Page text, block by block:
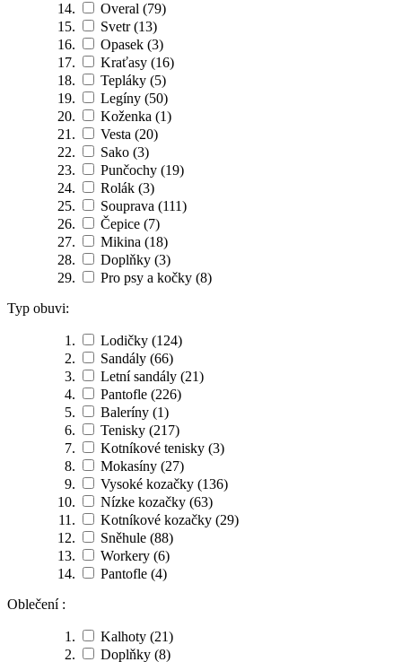
Overal (79)
Svetr(13)
Opasek (3)
Kraťasy (16)
Tepláky (5)
Legíny (50)
Koženka (1)
Vesta (20)
Sako (3)
Punčochy (19)
Rolák (3)
Souprava (111)
Čepice (7)
Mikina (18)
Doplňky (3)
Pro psy a kočky (8)
Typ obuvi:
Lodičky (124)
Sandály (66)
Letní sandály (21)
Pantofle (226)
Baleríny (1)
Tenisky (217)
Kotníkové tenisky (3)
Mokasíny (27)
Vysoké kozačky (136)
Nízke kozačky (63)
Kotníkové kozačky (29)
Sněhule (88)
Workery (6)
Pantofle (4)
Oblečení :
Kalhoty (21)
Doplňky (8)